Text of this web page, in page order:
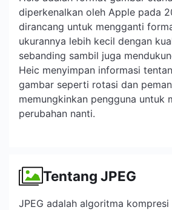
diperkenalkan oleh Apple pada
dirancang untuk mengganti
ukurannya lebih kecil dengan
sebanding sambil juga
Heic menyimpan informasi
gambar seperti rotasi dan
memungkinkan pengguna untuk
perubahan nanti.
Tentang JPEG
JPEG adalah algoritma